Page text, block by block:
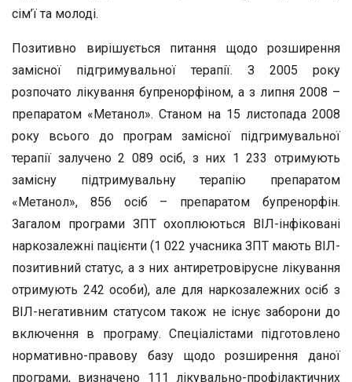
сім’ї та молоді.
Позитивно вирішується питання щодо розширення
замісної підгримувальної терапії. З 2005 року
розпочато лікування бупренорфіном, а з липня 2008 –
препаратом «Метанол». Станом на 15 листопада 2008
року всього до програм замісної підгримувальної
терапії залучено 2 089 осіб, з них 1 233 отримують
замісну підтримувальну терапію препаратом
«Метанол», 856 осіб – препаратом бупренорфін.
Загалом програми ЗПТ охоплюються ВІЛ-інфіковані
наркозалежні пацієнти (1 022 учасника ЗПТ мають ВІЛ-
позитивний статус, а з них антиретровірусне лікування
отримують 242 особи), але для наркозалежних осіб з
ВІЛ-негативним статусом також не існує заборони до
включення в програму. Спеціалістами підготовлено
нормативно-правову базу щодо розширення даної
програми, визначено 111 лікувально-профілактичних